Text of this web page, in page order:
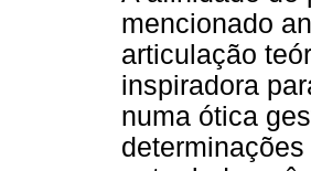
mencionado
articulação
inspiradora
numa ótica